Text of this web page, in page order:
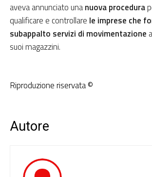
aveva annunciato unanuova procedura
qualificare e controllare le imprese che
subappalto servizi di movimentazione
suoi magazzini.
Riproduzione riservata ©
Autore